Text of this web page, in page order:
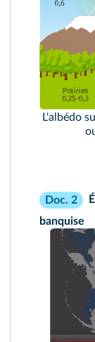
L'albédo
Doc. 2
banquise